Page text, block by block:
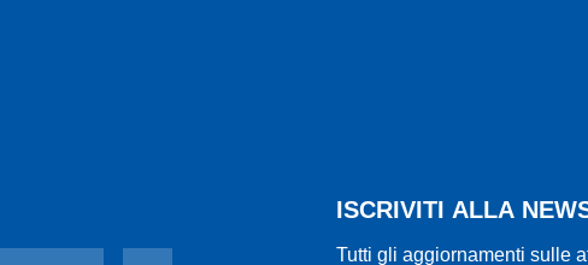
ISCRIVITI ALLA
Tutti gli aggiornamenti sulle